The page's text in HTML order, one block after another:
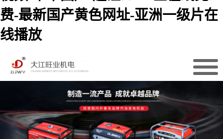
费-最新国产黄色网址-亚洲一级片在
线播放